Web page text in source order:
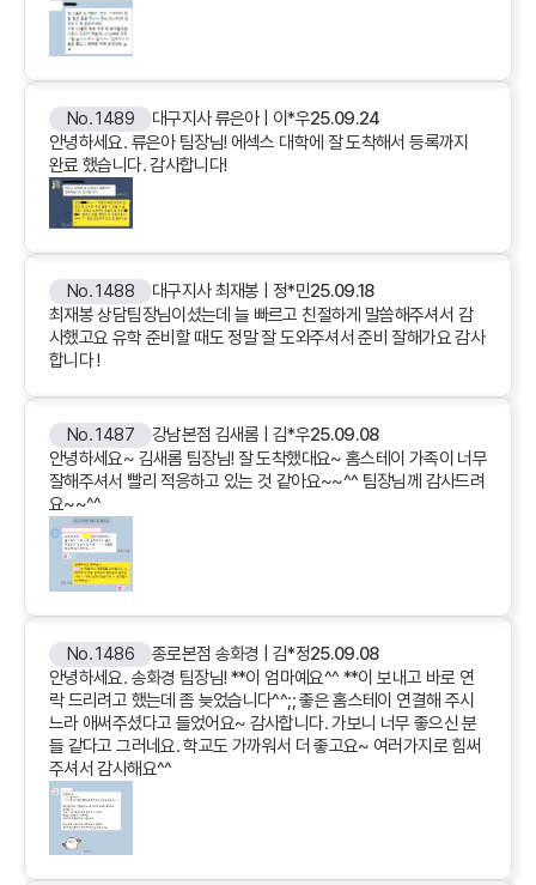
No. 1489 대구지사 류은아 | 이*우25.09.24
안녕하세요. 류은아 팀장님! 에섹스 대학에 잘 도착해서 등록까지
완료 했습니다. 감사합니다!
No. 1488 대구지사 최재봉 | 정*민25.09.18
최재봉 상담팀장님이셨는데 늘 빠르고 친절하게 말씀해주셔서 감
사했고요 유학 준비할 때도 정말 잘 도와주셔서 준비 잘해가요 감사
합니다 !
No. 1487 강남본점 김새롬 | 김*우25.09.08
안녕하세요~ 김새롬 팀장님! 잘 도착했대요~ 홈스테이 가족이 너무
잘해주셔서 빨리 적응하고 있는 것 같아요~~^^ 팀장님께 감사드려
요~~^^
No. 1486 종로본점 송화경 | 김*정25.09.08
안녕하세요. 송화경 팀장님! **이 엄마예요^^ **이 보내고 바로 연
락 드리려고 했는데 좀 늦었습니다^^;; 좋은 홈스테이 연결해 주시
느라 애써주셨다고 들었어요~ 감사합니다. 가보니 너무 좋으신 분
들 같다고 그러네요. 학교도 가까워서 더 좋고요~ 여러가지로 힘써
주셔서 감사해요^^